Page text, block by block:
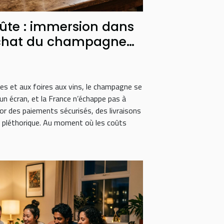
: immersion dans
du champagne
et aux foires aux vins, le champagne se
écran, et la France n’échappe pas à
des paiements sécurisés, des livraisons
Au moment où les coûts